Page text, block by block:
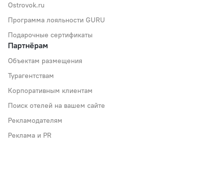
Ostrovok.ru
Программа лояльности GURU
Подарочные сертификаты
Партнёрам
Объектам размещения
Турагентствам
Корпоративным клиентам
Поиск отелей на вашем сайте
Рекламодателям
Реклама и PR